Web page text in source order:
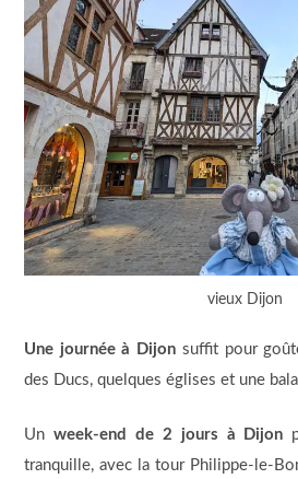
vieux Dijon
Une journée à Dijon suffit pour
des Ducs, quelques églises et une
Un week-end de 2 jours à Dijon
tranquille, avec la tour Philippe-le-